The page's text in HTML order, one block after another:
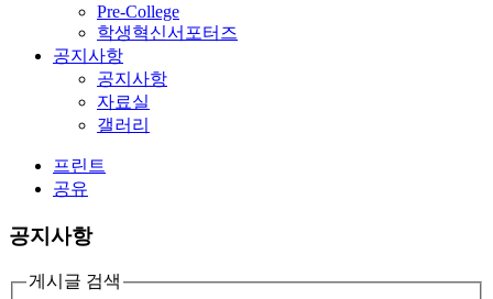
Pre-College
학생혁신서포터즈
공지사항
공지사항
자료실
갤러리
프린트
공유
공지사항
게시글 검색